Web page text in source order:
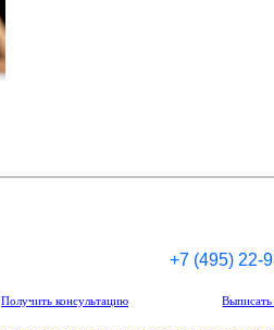
+7 (495) 22-
Получить консультацию